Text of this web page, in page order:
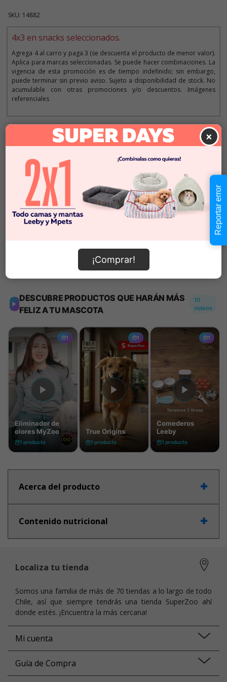
SKU: 14882
4x3 en snacks seleccionados.
Agrega 4 al carro y paga 3 (se descuenta el producto de menor valor).
Aplica para marcas seleccionadas. Se puede hacer combinaciones. La
vigencia de esta promoción es de tiempo indefinido; sin embargo,
puede terminar sin previo aviso. Sujeto a disponibilidad de stock. No
acumulable con otras promociones y/o descuentos. Imágenes
referenciales
Descripción
Cantidad:
- +
$36.990
En Stock
Añadir al carrito
Información de envío
Acerca del producto
Contenido nutricional
×
¡Comprar!
Localiza tu tienda
Somos una familia de más de 70 tiendas a lo largo de todo
Chile, así que siempre tendrás una tienda SuperZoo ahí
donde estés. ¡Encuentra la más cercana!
Mi cuenta
Guía de Compra
Reportar error